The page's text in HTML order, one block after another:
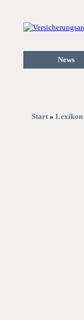
News
Start» Lexikon